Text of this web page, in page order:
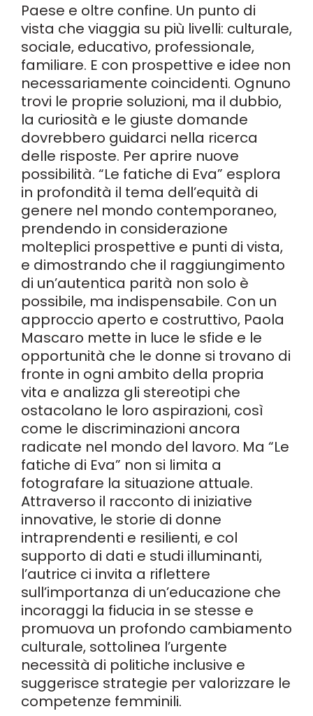
Paese e oltre confine. Un punto di
vista che viaggia su più livelli: culturale,
sociale, educativo, professionale,
familiare. E con prospettive e idee non
necessariamente coincidenti. Ognuno
trovi le proprie soluzioni, ma il dubbio,
la curiosità e le giuste domande
dovrebbero guidarci nella ricerca
delle risposte. Per aprire nuove
possibilità. “Le fatiche di Eva” esplora
in profondità il tema dell’equità di
genere nel mondo contemporaneo,
prendendo in considerazione
molteplici prospettive e punti di vista,
e dimostrando che il raggiungimento
di un’autentica parità non solo è
possibile, ma indispensabile. Con un
approccio aperto e costruttivo, Paola
Mascaro mette in luce le sfide e le
opportunità che le donne si trovano di
fronte in ogni ambito della propria
vita e analizza gli stereotipi che
ostacolano le loro aspirazioni, così
come le discriminazioni ancora
radicate nel mondo del lavoro. Ma “Le
fatiche di Eva” non si limita a
fotografare la situazione attuale.
Attraverso il racconto di iniziative
innovative, le storie di donne
intraprendenti e resilienti, e col
supporto di dati e studi illuminanti,
l’autrice ci invita a riflettere
sull’importanza di un’educazione che
incoraggi la fiducia in se stesse e
promuova un profondo cambiamento
culturale, sottolinea l’urgente
necessità di politiche inclusive e
suggerisce strategie per valorizzare le
competenze femminili.